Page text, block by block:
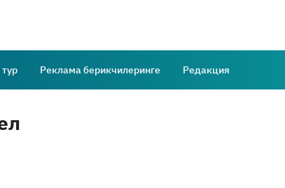
Реклама берикчилеринге Редакция